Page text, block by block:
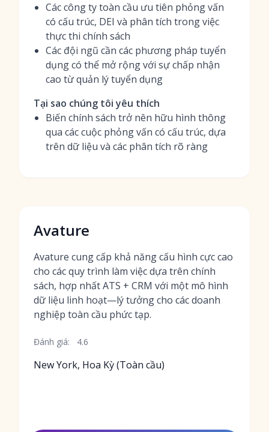
Các công ty toàn cầu ưu tiên phỏng vấn
có cấu trúc, DEI và phân tích trong việc
thực thi chính sách
Các đội ngũ cần các phương pháp tuyển
dụng có thể mở rộng với sự chấp nhận
cao từ quản lý tuyển dụng
Tại sao chúng tôi yêu thích
Biến chính sách trở nên hữu hình thông
qua các cuộc phỏng vấn có cấu trúc, dựa
trên dữ liệu và các phân tích rõ ràng
Avature
Avature cung cấp khả năng cấu hình cực cao
cho các quy trình làm việc dựa trên chính
sách, hợp nhất ATS + CRM với một mô hình
dữ liệu linh hoạt—lý tưởng cho các doanh
nghiệp toàn cầu phức tạp.
Đánh giá: 4.6
New York, Hoa Kỳ (Toàn cầu)